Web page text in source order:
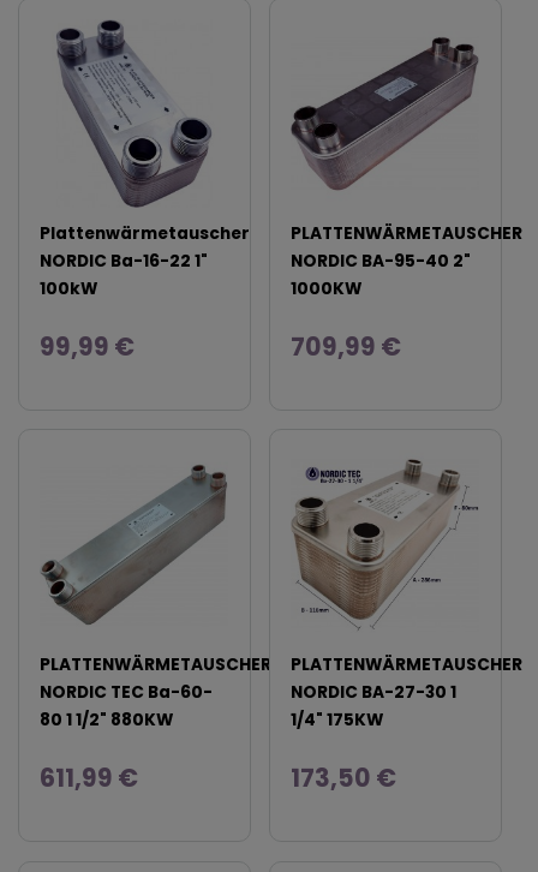
Plattenwärmetauscher
NORDIC Ba-16-22 1"
100kW
99,99 €
PLATTENWÄRMETAUSCHER
NORDIC BA-95-40 2"
1000KW
709,99 €
PLATTENWÄRMETAUSCHER
NORDIC TEC Ba-60-
80 1 1/2" 880KW
611,99 €
PLATTENWÄRMETAUSCHER
NORDIC BA-27-30 1
1/4" 175KW
173,50 €